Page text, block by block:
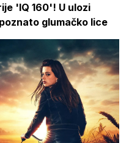
'IQ 160'! U ulozi
glumačko lice